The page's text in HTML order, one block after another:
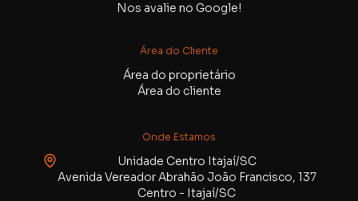
Nos avalie no Google!
Área do Cliente
Área do proprietário
Área do cliente
Onde Estamos
Unidade Centro Itajaí/SC
Avenida Vereador Abrahão João Francisco, 137
Centro - Itajaí/SC